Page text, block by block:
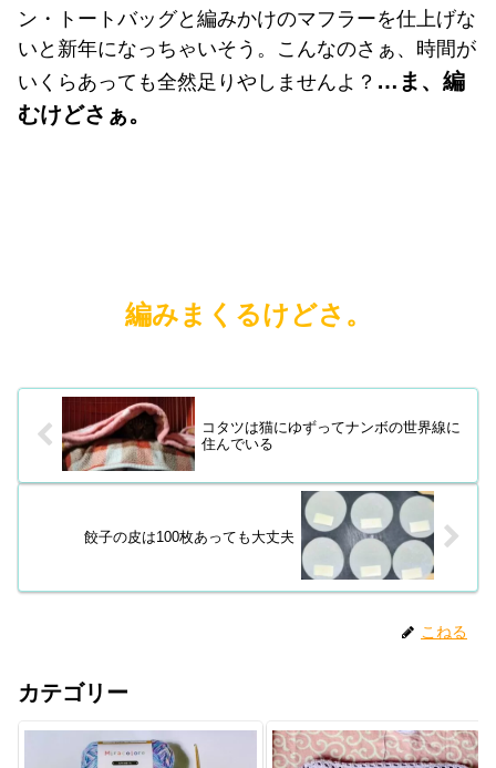
ン・トートバッグと編みかけのマフラーを仕上げな
いと新年になっちゃいそう。こんなのさぁ、時間が
いくらあっても全然足りやしませんよ？ …ま、編
むけどさぁ。
編みまくるけどさ。
コタツは猫にゆずってナンボの世界線に
住んでいる
餃子の皮は100枚あっても大丈夫
こねる
カテゴリー